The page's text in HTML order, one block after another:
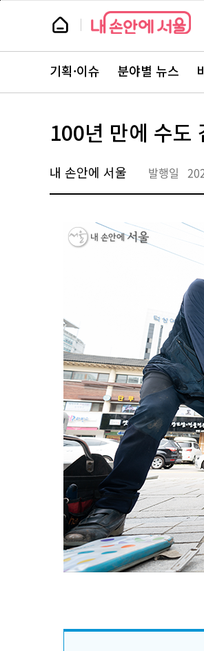
본
뉴
스
뉴
스
주
서
바
로
기획·이슈 분야별 뉴스
100년 만에 수
내 손안에 서울 발행일
페